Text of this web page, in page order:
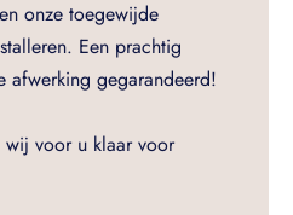
onze toegewijde
Een prachtig
afwerking gegarandeerd!
wij voor u klaar voor